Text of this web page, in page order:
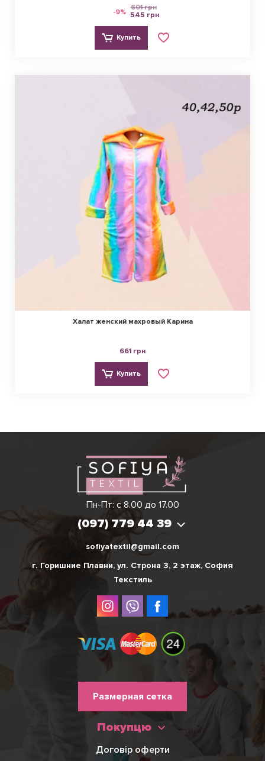
-9% 601 грн
545 грн
Купить
Халат женский махровый Карина
661 грн
Купить
Пн-Пт: с 8.00 до 17.00
(097) 779 44 39
Виктория
(097) 779 44 39
sofiyatextil@gmail.com
г. Горишние Плавни, ул. Строна 3, 2 этаж, София
Текстиль
нижнього
колонтитулу
Размерная сетка
Покупцю
Договір оферти